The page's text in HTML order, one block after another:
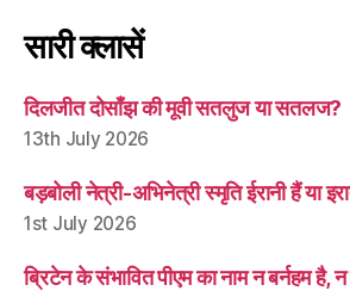
सारी क्लासें
दिलजीत दोसाँझ की मूवी सतलुज या सतलज?
13th July 2026
बड़बोली नेत्री-अभिनेत्री स्मृति ईरानी हैं या
1st July 2026
ब्रिटेन के संभावित पीएम का नाम न बर्नहम है, न